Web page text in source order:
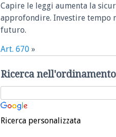
Capire le leggi aumenta la
approfondire. Investire tempo
futuro.
Art. 670 »
Ricerca
Ricerca personalizzata